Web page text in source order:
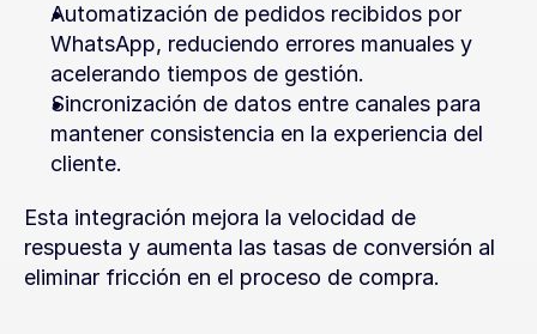
Automatización de pedidos recibidos por
WhatsApp, reduciendo errores manuales y
acelerando tiempos de gestión.
Sincronización de datos entre canales para
mantener consistencia en la experiencia del
cliente.
Esta integración mejora la velocidad de
respuesta y aumenta las tasas de conversión al
eliminar fricción en el proceso de compra.